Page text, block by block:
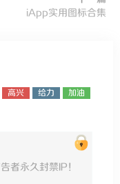
iApp实用图标合集
高兴 给力
加油